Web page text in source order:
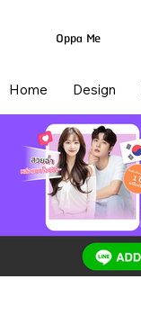
Oppa Me
Home Design